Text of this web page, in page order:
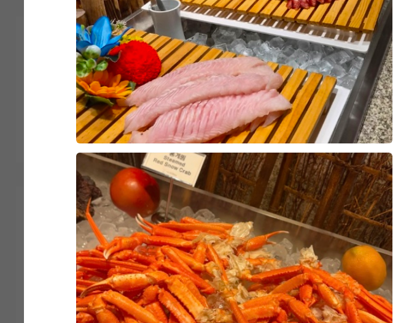
분위기가 부담스럽지 않았고, 저희가 생각했던 조건과 견
적도 잘 맞아 최종적으로 계약하게 되었습니다. 실제 예식
일까지 남은 준비도 잘 진행해서 밝고 화사한 아모르홀에
서 만족스러운 결혼식을 올리고 싶습니다.
디저트도 과일, 케이크, 떡 등 여러 종류가 준비되어 있어
식사를 마무리하기 좋았습니다. 메인 음식뿐 아니라 후식
까지 선택지가 다양하다는 점도 마음에 들었습니다.
직원분들께서 빈 접시도 빨리빨리 치워주시고, 음식이 부
족하지 않도록 수시로 확인해 주셔서 편안하게 식사할 수
있었습니다.
직접 시식해 보니 하객분들께 무리 없이 만족스러운 식사
를 대접할 수 있을 것 같아 안심이 되었습니다. 음식 구성
과 맛, 서비스까지 전체적으로 고르게 잘 준비된 시식이었
습니다.
오상철, 이예림 2026-08-02 4명 읽음 0
웨딩그룹위더스 영등포점으로 계약한 이유를 남겨봐요.
가장 큰 이유는 상담이었어요. 플래너님이 전문성도 있으
시고, 처음이라 헷갈리는 부분들도 이해하기 쉽게 설명해
주셔서 믿음이 갔거든요.
두 번째는 웨딩그룹이라 스드메, 한복, 헤어메이크업까지
필요하면 한 곳에서 다 해결 가능하다는 점이었어요. 저희
는 스드메를 이미 다른 곳에서 계약한 상태였지만, 상담 때
들은 금액도 나쁘지 않아서 여기서 했어도 괜찮았겠다 싶
었어요. 웨딩링 업체도 소개해주셨고, 원하는 날짜·시간에
예약 가능했던 것도 결정에 한몫했어요.
위치도 계약 이유 중 하나예요. 영등포라 지방에서 오시는
하객뿐 아니라 서울 사시는 분들도 찾아오기 편하고, 영등
포시장역에서 도보로 이동 가능하거든요. 내부주차장 만차
시엔 외부 영남주차장으로 셔틀 운행해주신다고 해서 주차
걱정도 덜었어요.
더 보기
10장
백승덕, 이새별 2026-08-02 7명 읽음 0
9월 예식을 앞두고 신부와 양가 어머님을 모시고 네 명이
서 시식을 다녀온 예비신랑입니다.
방문 전에는 당일 예식 하객분들과 섞여 식사하게 되는 건
아닌지 걱정했는데, 시식 팀들을 위한 연회장을 따로 안내
해 주셔서 편안한 분위기에서 천천히 맛볼 수 있었습니다.
더 보기
10장